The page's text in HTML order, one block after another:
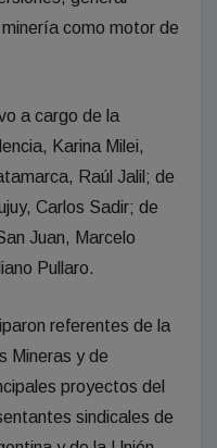
como motor de
a cargo de la
Karina Milei,
Raúl Jalil; de
Carlos Sadir; de
Juan, Marcelo
Pullaro.
referentes de la
Mineras y de
proyectos del
sindicales de